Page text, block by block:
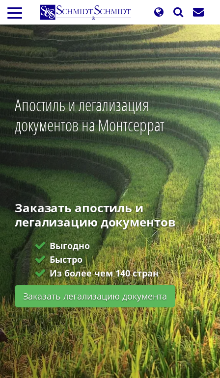
Перейти
основному
содержанию
Апостиль и легализация
документов на Монтсеррат
Заказать апостиль и
легализацию документов
Выгодно
Быстро
Из более чем 140 стран
Заказать легализацию документа